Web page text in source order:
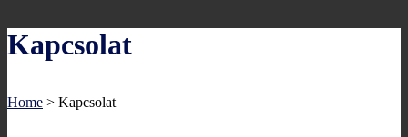
Kapcsolat
Home > Kapcsolat